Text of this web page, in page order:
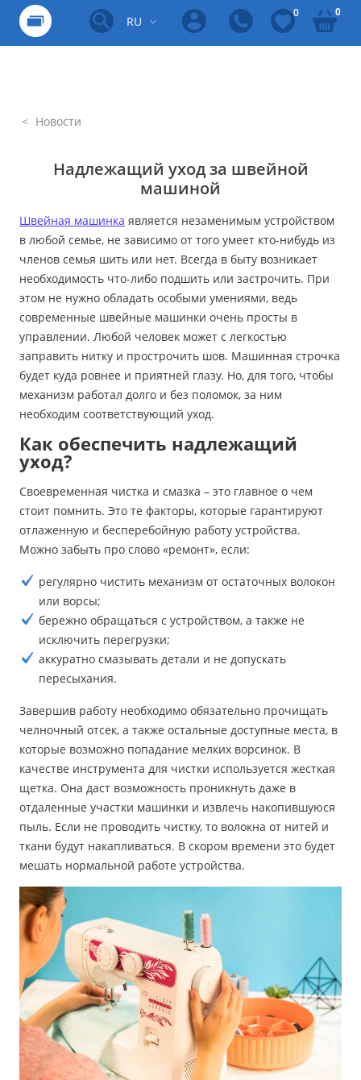
RU
0 0
Новости
Надлежащий уход за швейной
машиной
Швейная машинка является незаменимым устройством
в любой семье, не зависимо от того умеет кто-нибудь из
членов семья шить или нет. Всегда в быту возникает
необходимость что-либо подшить или застрочить. При
этом не нужно обладать особыми умениями, ведь
современные швейные машинки очень просты в
управлении. Любой человек может с легкостью
заправить нитку и прострочить шов. Машинная строчка
будет куда ровнее и приятней глазу. Но, для того, чтобы
механизм работал долго и без поломок, за ним
необходим соответствующий уход.
Как обеспечить надлежащий
уход?
Своевременная чистка и смазка – это главное о чем
стоит помнить. Это те факторы, которые гарантируют
отлаженную и бесперебойную работу устройства.
Можно забыть про слово «ремонт», если:
регулярно чистить механизм от остаточных волокон
или ворсы;
бережно обращаться с устройством, а также не
исключить перегрузки;
аккуратно смазывать детали и не допускать
пересыхания.
Завершив работу необходимо обязательно прочищать
челночный отсек, а также остальные доступные места, в
которые возможно попадание мелких ворсинок. В
качестве инструмента для чистки используется жесткая
щетка. Она даст возможность проникнуть даже в
отдаленные участки машинки и извлечь накопившуюся
пыль. Если не проводить чистку, то волокна от нитей и
ткани будут накапливаться. В скором времени это будет
мешать нормальной работе устройства.